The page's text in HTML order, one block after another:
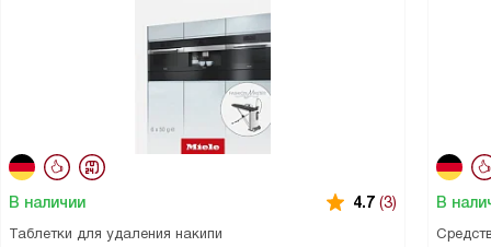
В наличии 4.7 (3)
Таблетки для удаления накипи
В